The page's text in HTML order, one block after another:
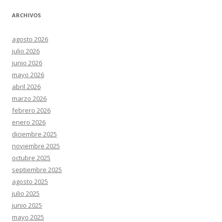
ARCHIVOS
agosto 2026
julio 2026
junio 2026
mayo 2026
abril 2026
marzo 2026
febrero 2026
enero 2026
diciembre 2025
noviembre 2025
octubre 2025
septiembre 2025
agosto 2025
julio 2025
junio 2025
mayo 2025